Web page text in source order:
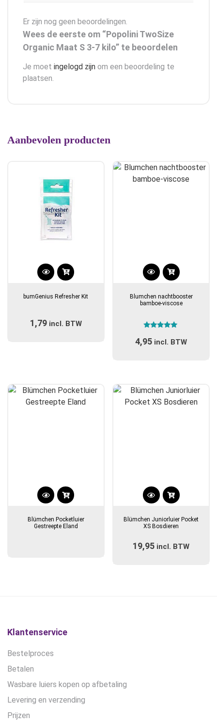
Er zijn nog geen beoordelingen.
Wees de eerste om “Popolini TwoSize
Organic Maat S 3-7 kilo” te beoordelen
Je moet ingelogd zijn om een beoordeling te
plaatsen.
Aanbevolen producten
bumGenius Refresher Kit
1,79 incl. BTW
Blumchen nachtbooster
bamboe-viscose
5.00
uit 5
4,95 incl. BTW
Blümchen Pocketluier
Gestreepte Eland
Blümchen Juniorluier Pocket
XS Bosdieren
19,95 incl. BTW
Klantenservice
Bestelproces
Betalen
Wasbare luiers kopen op afbetaling
Levering en verzending
Prijzen